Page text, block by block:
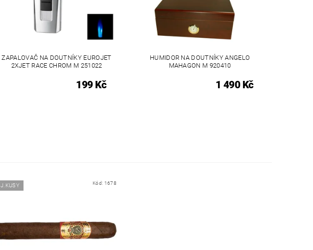
ZAPALOVAČ NA DOUTNÍKY EUROJET
2XJET RACE CHROM M 251022
199 Kč
HUMIDOR NA DOUTNÍKY ANGELO
MAHAGON M 920410
1 490 Kč
J.KUSY Kód: 1678